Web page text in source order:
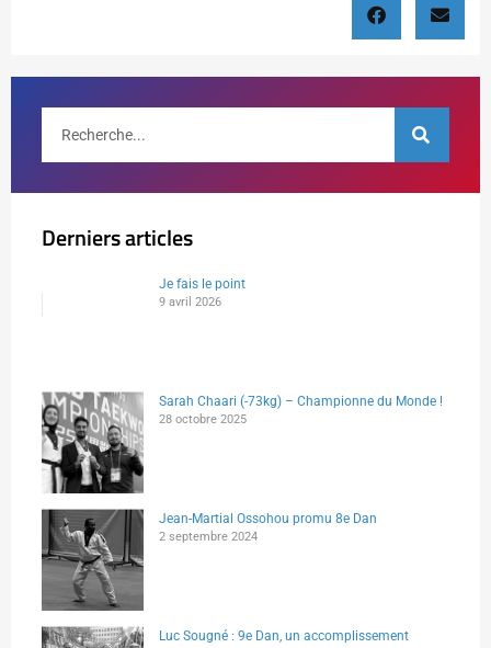
Derniers articles
Je fais le point
9 avril 2026
Sarah Chaari (-73kg) – Championne du Monde !
28 octobre 2025
Jean-Martial Ossohou promu 8e Dan
2 septembre 2024
Luc Sougné : 9e Dan, un accomplissement